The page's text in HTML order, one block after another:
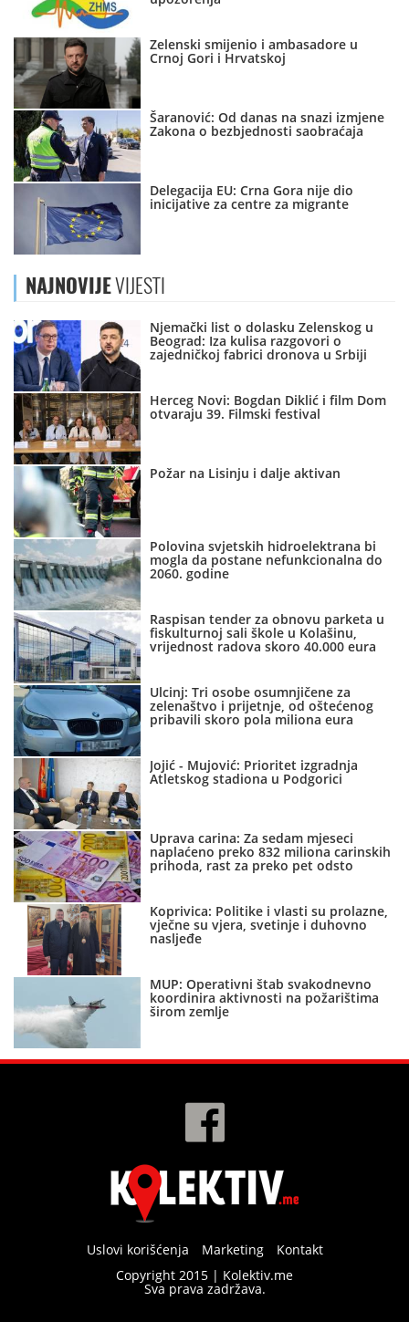
Zelenski smijenio i ambasadore u
Crnoj Gori i Hrvatskoj
Šaranović: Od danas na snazi izmjene
Zakona o bezbjednosti saobraćaja
Delegacija EU: Crna Gora nije dio
inicijative za centre za migrante
NAJNOVIJEVIJESTI
Njemački list o dolasku Zelenskog u
Beograd: Iza kulisa razgovori o
zajedničkoj fabrici dronova u Srbiji
Herceg Novi: Bogdan Diklić i film Dom
otvaraju 39. Filmski festival
Požar na Lisinju i dalje aktivan
Polovina svjetskih hidroelektrana bi
mogla da postane nefunkcionalna do
2060. godine
Raspisan tender za obnovu parketa u
fiskulturnoj sali škole u Kolašinu,
vrijednost radova skoro 40.000 eura
Ulcinj: Tri osobe osumnjičene za
zelenaštvo i prijetnje, od oštećenog
pribavili skoro pola miliona eura
Jojić - Mujović: Prioritet izgradnja
Atletskog stadiona u Podgorici
Uprava carina: Za sedam mjeseci
naplaćeno preko 832 miliona carinskih
prihoda, rast za preko pet odsto
Koprivica: Politike i vlasti su prolazne,
vječne su vjera, svetinje i duhovno
nasljeđe
MUP: Operativni štab svakodnevno
koordinira aktivnosti na požarištima
širom zemlje
Uslovi korišćenja Marketing
Kontakt
Copyright 2015 | Kolektiv.me
Sva prava zadržava.